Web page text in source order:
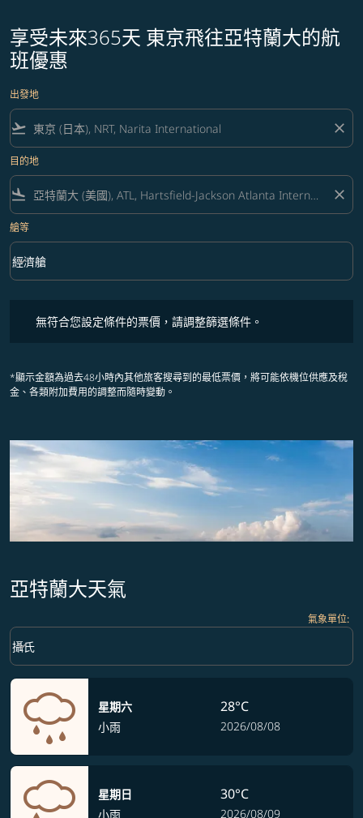
享受未來365天 東京飛往亞特蘭大的航
班優惠
出發地
flight_takeoff close
目的地
flight_land close
艙等
艙等 option 經濟艙 Selected
經濟艙
keyboard_arrow_down
無符合您設定條件的票價，請調整篩選條件。
*顯示金額為過去48小時內其他旅客搜尋到的最低票價，將可能依機位供應及稅
金、各類附加費用的調整而隨時變動。
亞特蘭大天氣
氣象單位:
Weather unit option 攝氏 Selected
攝氏
keyboard_arrow_down
星期六
小雨
28°C
2026/08/08
星期日
小雨
30°C
2026/08/09